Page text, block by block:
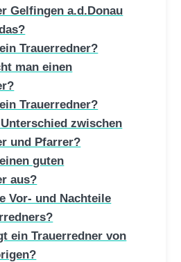
Gelfingen a.d.Donau
Trauerredner?
man einen
Trauerredner?
zwischen
und Pfarrer?
guten
aus?
Vor- und Nachteile
ein Trauerredner von